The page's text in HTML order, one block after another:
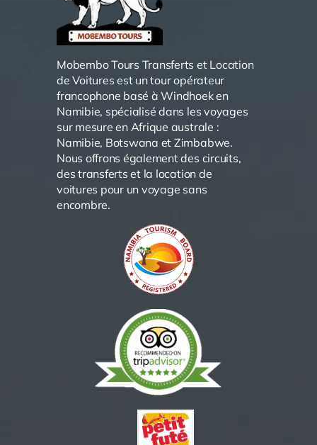
Mobembo Tours Transferts et Location
de Voitures est un tour opérateur
francophone basé à Windhoek en
Namibie, spécialisé dans les voyages
sur mesure en Afrique australe :
Namibie, Botswana et Zimbabwe.
Nous offrons également des circuits,
des transferts et la location de
voitures pour un voyage sans
encombre.